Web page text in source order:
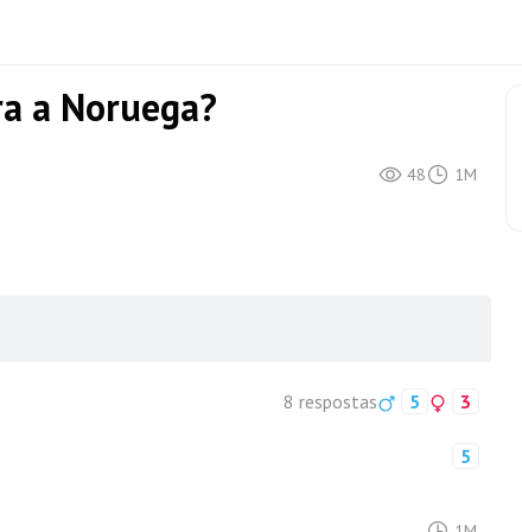
a Noruega?
48 1M
8 respostas 5 3
5